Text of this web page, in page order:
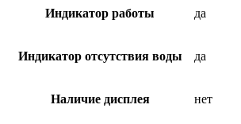
Индикатор работы да
Индикатор отсутствия воды да
Наличие дисплея нет